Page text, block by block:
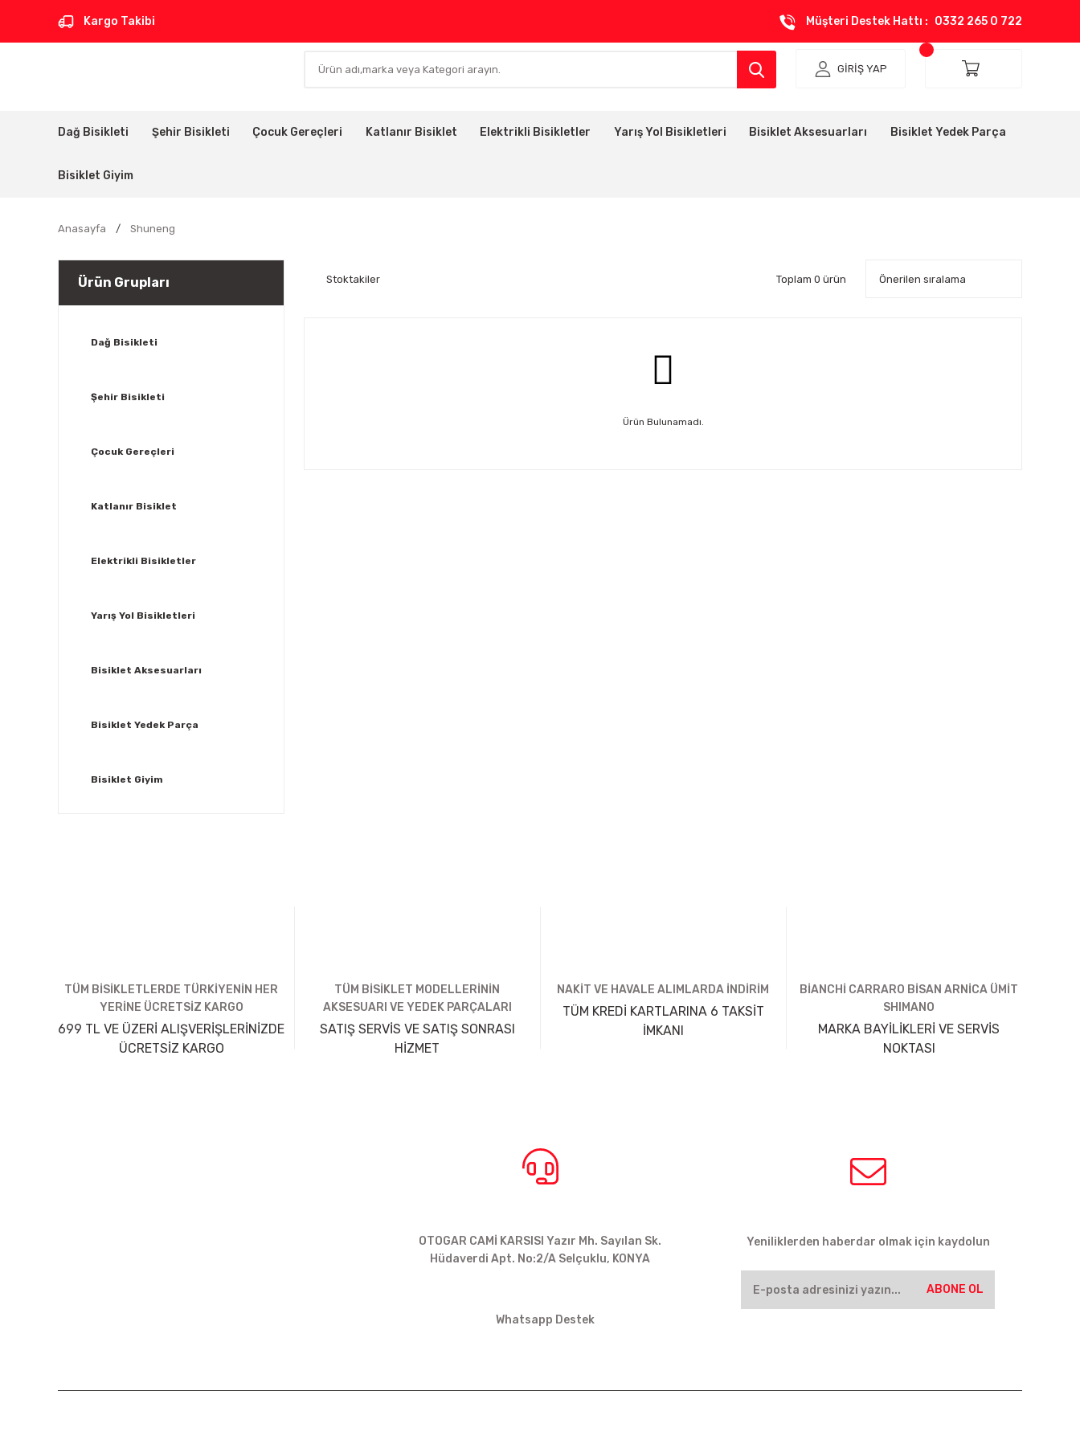
Kargo Takibi Müşteri Destek Hattı : 0332 265 0 722
GİRİŞ YAP
Dağ Bisikleti Şehir Bisikleti Çocuk Gereçleri Katlanır Bisiklet Elektrikli Bisikletler Yarış Yol Bisikletleri Bisiklet Aksesuarları Bisiklet Yedek Parça
Bisiklet Giyim
Anasayfa Shuneng
Ürün Grupları
Dağ Bisikleti
Şehir Bisikleti
Çocuk Gereçleri
Katlanır Bisiklet
Elektrikli Bisikletler
Yarış Yol Bisikletleri
Bisiklet Aksesuarları
Bisiklet Yedek Parça
Bisiklet Giyim
Stoktakiler Toplam 0 ürün
Ürün Bulunamadı.
TÜM BİSİKLETLERDE TÜRKİYENİN HER
YERİNE ÜCRETSİZ KARGO
699 TL VE ÜZERİ ALIŞVERİŞLERİNİZDE
ÜCRETSİZ KARGO
TÜM BİSİKLET MODELLERİNİN
AKSESUARI VE YEDEK PARÇALARI
SATIŞ SERVİS VE SATIŞ SONRASI
HİZMET
NAKİT VE HAVALE ALIMLARDA İNDİRİM
TÜM KREDİ KARTLARINA 6 TAKSİT
İMKANI
BİANCHİ CARRARO BİSAN ARNİCA ÜMİT
SHIMANO
MARKA BAYİLİKLERİ VE SERVİS
NOKTASI
OTOGAR CAMİ KARSISI Yazır Mh. Sayılan Sk.
Hüdaverdi Apt. No:2/A Selçuklu, KONYA
Whatsapp Destek
Yeniliklerden haberdar olmak için kaydolun
ABONE OL